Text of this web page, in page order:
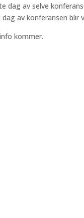
dag av selve
dag av konferansen blir
kommer.